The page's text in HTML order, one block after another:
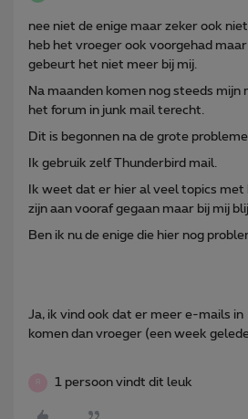
nee niet de enige maar zeker ook
heb het vroeger ook voorgehad
gebeurt het niet meer bij mij.
Na maanden komen nog steeds
het forum in junk mail terecht.
Dit is begonnen na de grote
Ik gebruik zelf Thunderbird mail.
Ik weet dat er hier al veel topics
zijn aan vooraf gegaan maar bij mij
Ben ik nu de enige die hier nog
Ja, ik vind ook dat er meer e-mails
komen dan vroeger (een week
1 persoon vindt dit leuk